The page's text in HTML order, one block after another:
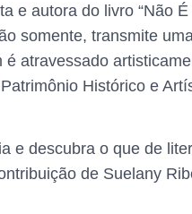
e autora do livro “Não É
somente, transmite
atravessado
Histórico e
e descubra o que de
de Suelany